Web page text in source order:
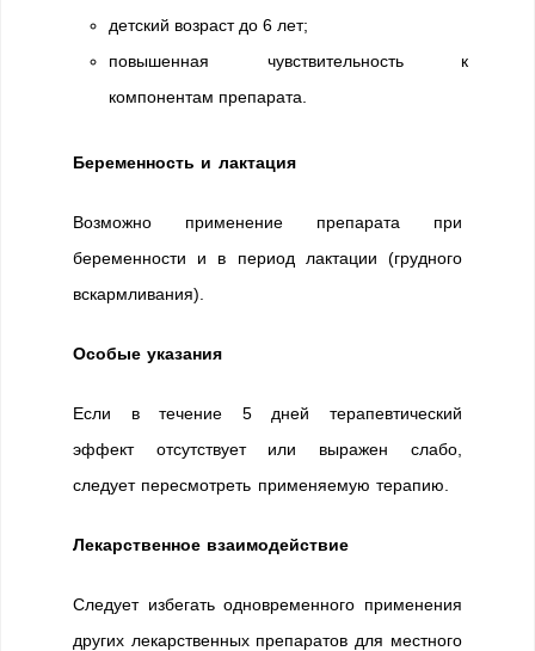
детский возраст до 6 лет;
повышенная чувствительность к
компонентам препарата.
Беременность и лактация
Возможно применение препарата при
беременности и в период лактации (грудного
вскармливания).
Особые указания
Если в течение 5 дней терапевтический
эффект отсутствует или выражен слабо,
следует пересмотреть применяемую терапию.
Лекарственное взаимодействие
Следует избегать одновременного применения
других лекарственных препаратов для местного